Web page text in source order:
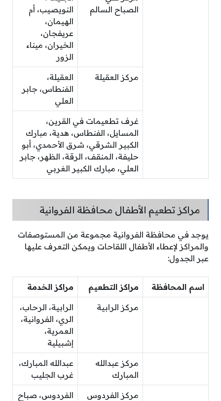
الصباح السالم
النويصيب، أم
الهيمان،
عريفجان،
الخيران، ميناء
الزور
مركز العقيلة
العقيلة،
الفنطاس، جابر
العلي
غرف تطعيمات في القرين،
المسايل، الفنطاس، هدية، مبارك
الكبير الشرقي، شرق الأحمدي، أبو
حليفة، المنقف، الرقة، الظهر، جابر
العلي، مبارك الكبير الغربي
مراكز تطعيم الأطفال محافظة الفروانية
يوجد في محافظة الفروانية مجموعة من المستوصفات
والمراكز لإعطاء الأطفال اللقاحات ويمكن التعرف عليها
عبر الجدول:
اسم المحافظة مراكز التطعيم مراكز الخدمة
مركز الرابية
الرابية، الرحاب،
الري، الفروانية،
العمرية،
إشبيلية
مركز عبدالله
المبارك
عبدالله المبارك،
غرب الجليب
مركز الفردوس
الفردوس، صباح